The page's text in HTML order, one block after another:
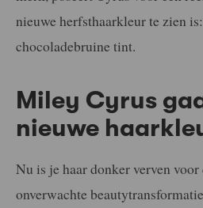
nieuwe herfsthaarkleur te zien
chocoladebruine tint.
Miley Cyrus
nieuwe
Nu is je haar donker verven voor
onverwachte